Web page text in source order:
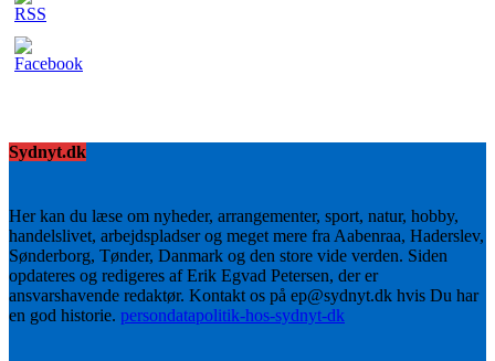
Sydnyt.dk
Her kan du læse om nyheder, arrangementer, sport, natur, hobby,
handelslivet, arbejdspladser og meget mere fra Aabenraa, Haderslev,
Sønderborg, Tønder, Danmark og den store vide verden. Siden
opdateres og redigeres af Erik Egvad Petersen, der er
ansvarshavende redaktør. Kontakt os på ep@sydnyt.dk hvis Du har
en god historie. persondatapolitik-hos-sydnyt-dk